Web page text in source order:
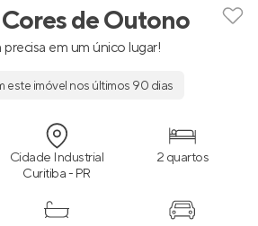
de Outono
em um único lugar!
este imóvel nos últimos 90 dias
Cidade Industrial
Curitiba - PR
2 quartos